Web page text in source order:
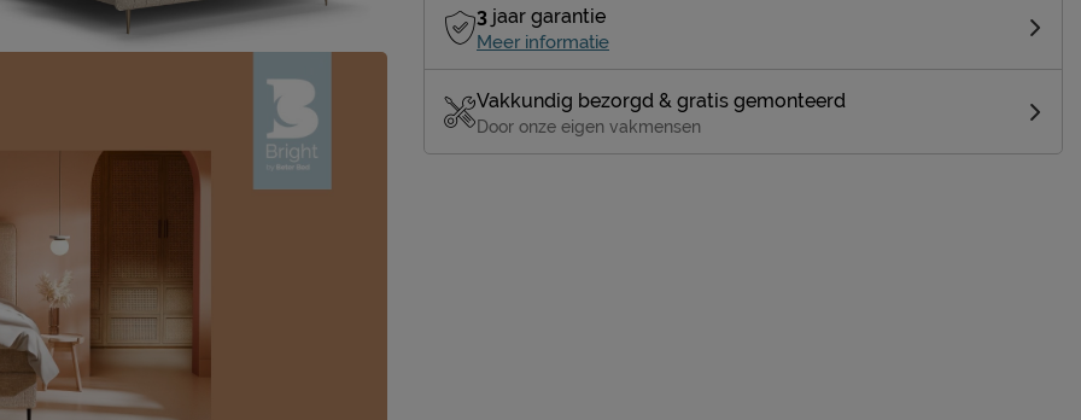
3 jaar garantie
Meer informatie
Vakkundig bezorgd & gratis gemonteerd
Door onze eigen vakmensen